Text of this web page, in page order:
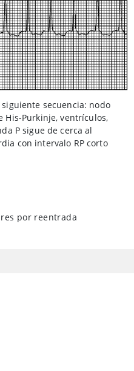
secuencia: nodo
His-Purkinje, ventrículos,
P sigue de cerca al
con intervalo RP corto
por reentrada